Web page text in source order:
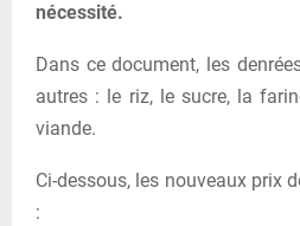
nécessité.
Dans ce document, les
autres : le riz, le sucre, la
viande.
Ci-dessous, les nouveaux prix
: